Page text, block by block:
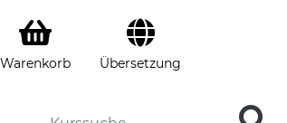
Warenkorb Übersetzung